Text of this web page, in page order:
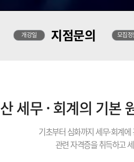
개강일 지점문의 모집정
세무 · 회계의 기본
기초부터 심화까지 세무·회계
관련 자격증을 취득하고